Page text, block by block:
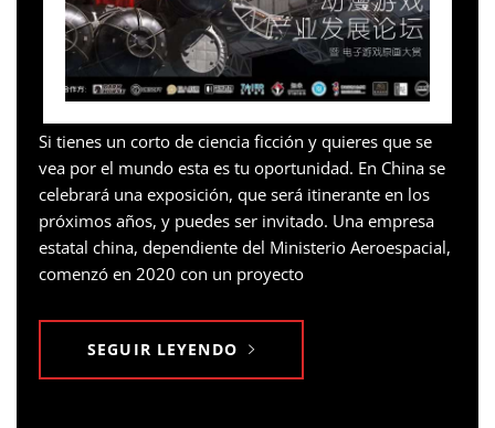
Si tienes un corto de ciencia ficción y quieres que se
vea por el mundo esta es tu oportunidad. En China se
celebrará una exposición, que será itinerante en los
próximos años, y puedes ser invitado. Una empresa
estatal china, dependiente del Ministerio Aeroespacial,
comenzó en 2020 con un proyecto
SEGUIR LEYENDO